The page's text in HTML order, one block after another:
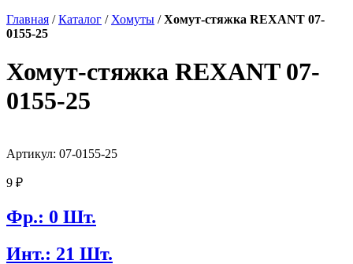
Главная /Каталог / Хомуты /Хомут-стяжка REXANT 07-
0155-25
Хомут-стяжка REXANT 07-
0155-25
Артикул: 07-0155-25
9 ₽
Фр.: 0 Шт.
Инт.: 21 Шт.